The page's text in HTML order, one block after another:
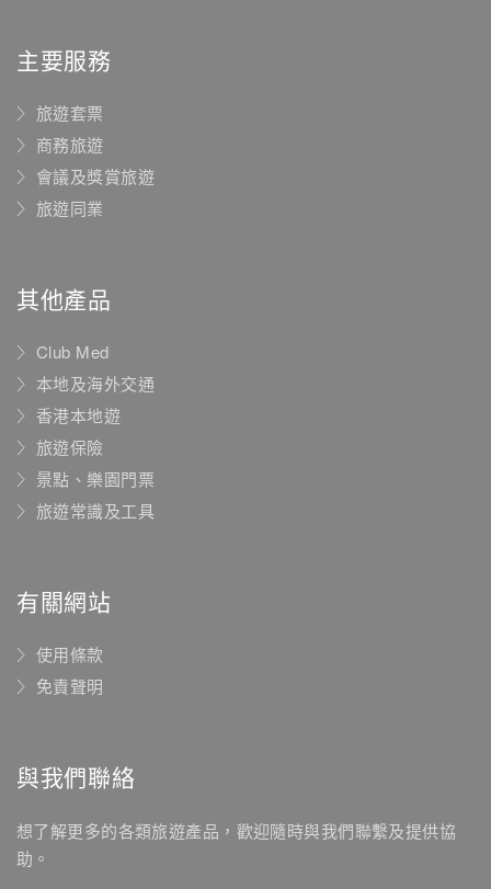
主要服務
旅遊套票
商務旅遊
會議及獎賞旅遊
旅遊同業
其他產品
Club Med
本地及海外交通
香港本地遊
旅遊保險
景點、樂園門票
旅遊常識及工具
有關網站
使用條款
免責聲明
與我們聯絡
想了解更多的各類旅遊產品，歡迎隨時與我們聯繫及提供協
助。